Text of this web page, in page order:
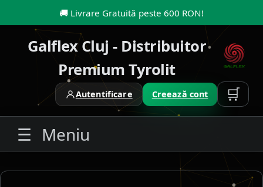
🚚 Livrare Gratuită peste 600 RON!
Galflex Cluj - Distribuitor
Premium Tyrolit
Autentificare Creează cont 🛒
☰ Meniu